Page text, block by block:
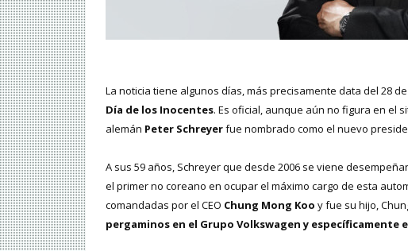
La noticia tiene algunos días, más precisamente data del 28
Día de los Inocentes. Es oficial, aunque aún no figura en el
alemán Peter Schreyerfue nombrado como el nuevo
A sus 59 años, Schreyer que desde 2006 se viene
el primer no coreano en ocupar el máximo cargo de esta
comandadas por el CEO Chung Mong Koo y fue su hijo,
pergaminos en el Grupo Volkswagen y específicamente